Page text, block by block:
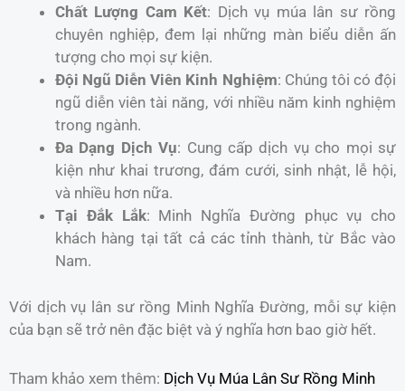
Chất Lượng Cam Kết: Dịch vụ múa lân sư rồng
chuyên nghiệp, đem lại những màn biểu diễn ấn
tượng cho mọi sự kiện.
Đội Ngũ Diễn Viên Kinh Nghiệm: Chúng tôi có đội
ngũ diễn viên tài năng, với nhiều năm kinh nghiệm
trong ngành.
Đa Dạng Dịch Vụ: Cung cấp dịch vụ cho mọi sự
kiện như khai trương, đám cưới, sinh nhật, lễ hội,
và nhiều hơn nữa.
Tại Đắk Lắk: Minh Nghĩa Đường phục vụ cho
khách hàng tại tất cả các tỉnh thành, từ Bắc vào
Nam.
Với dịch vụ lân sư rồng Minh Nghĩa Đường, mỗi sự kiện
của bạn sẽ trở nên đặc biệt và ý nghĩa hơn bao giờ hết.
Tham khảo xem thêm: Dịch Vụ Múa Lân Sư Rồng Minh